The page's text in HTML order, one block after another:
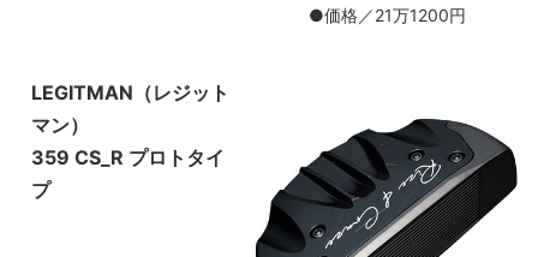
●価格／21万1200円
LEGITMAN（レジット
マン）
359 CS_R プロトタイ
プ